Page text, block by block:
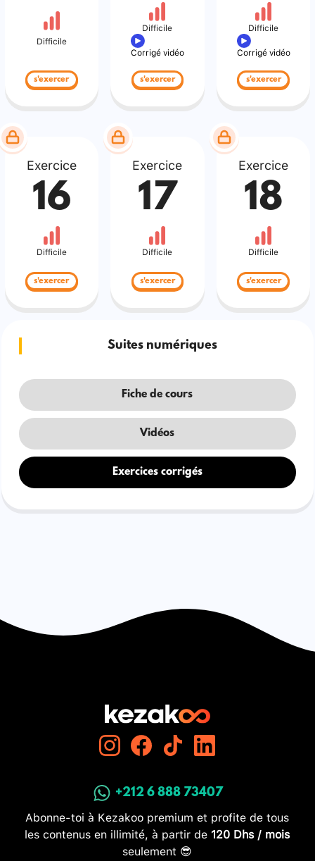
Difficile
s'exercer
Difficile
Corrigé vidéo
s'exercer
Difficile
Corrigé vidéo
s'exercer
Exercice
16
Difficile
s'exercer
Exercice
17
Difficile
s'exercer
Exercice
18
Difficile
s'exercer
Suites numériques
Fiche de cours
Vidéos
Exercices corrigés
+212 6 888 73407
Abonne-toi à Kezakoo premium et profite de tous
les contenus en illimité, à partir de 120 Dhs / mois
seulement 😎